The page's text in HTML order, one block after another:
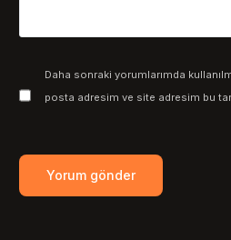
Daha sonraki yorumlarımda
posta adresim ve site adresim bu